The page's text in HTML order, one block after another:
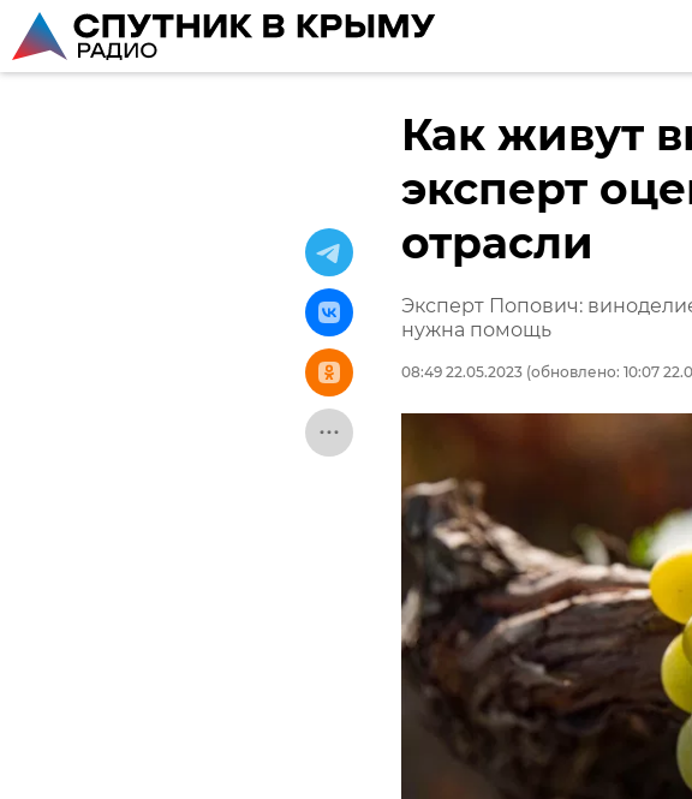
Как живут
эксперт
отрасли
Эксперт Попович:
нужна помощь
08:49 22.05.2023 (обновлено: 10:07